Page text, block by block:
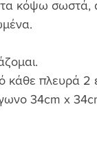
κόψω σωστά,
κάθε πλευρά 2
34cm x